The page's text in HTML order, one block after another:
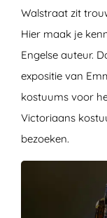
Walstraat zit
Hier maak je
Engelse auteur.
expositie van
kostuums voor
Victoriaans
bezoeken.